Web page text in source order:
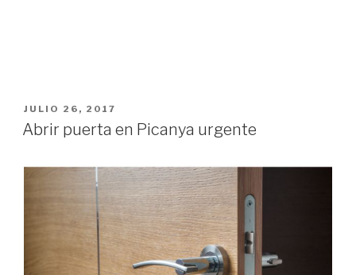
PUBLICADO
EL
JULIO 26, 2017
Abrir puerta en Picanya urgente